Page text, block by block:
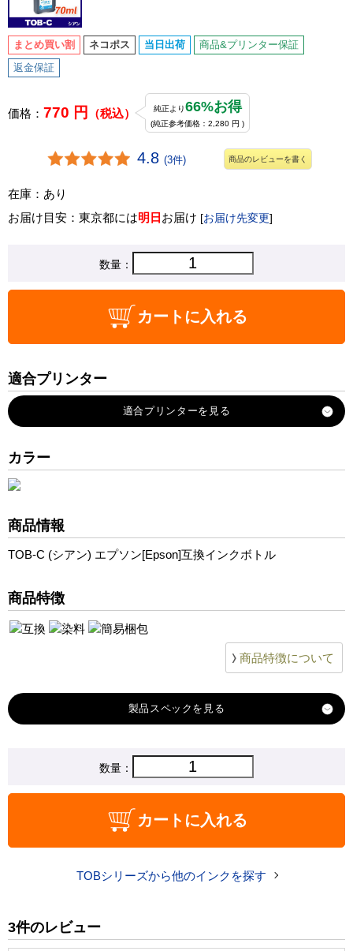
まとめ買い割 ネコポス 当日出荷 商品&プリンター保証
返金保証
価格： 770 円 （税込） 純正より66%お得
(純正参考価格：2,280 円 )
4.8 (3件) 商品のレビューを書く
在庫：あり
お届け目安：東京都には明日 お届け [お届け先変更]
数量：
カートに入れる
適合プリンター
EW-M873TR
EW-M973A3T
カラー
商品情報
TOB-C (シアン) エプソン[Epson]互換インクボトル
商品特徴
商品特徴について
製品スペック
エプソン
TOB-C
770 円
カラー シアン
数量：
カートに入れる
TOBシリーズから他のインクを探す
3件のレビュー